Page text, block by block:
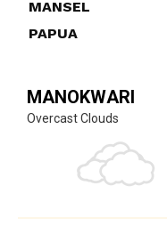
MANSEL
PAPUA
MANOKWARI
Overcast Clouds